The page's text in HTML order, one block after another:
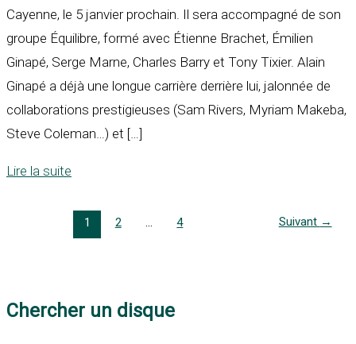
Cayenne, le 5 janvier prochain. Il sera accompagné de son
groupe Équilibre, formé avec Étienne Brachet, Émilien
Ginapé, Serge Marne, Charles Barry et Tony Tixier. Alain
Ginapé a déjà une longue carrière derrière lui, jalonnée de
collaborations prestigieuses (Sam Rivers, Myriam Makeba,
Steve Coleman…) et […]
Lire la suite
1 2 … 4 Suivant →
Chercher un disque